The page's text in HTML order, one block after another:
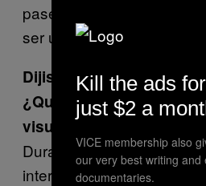
pasemos un buen rato. La
ser un buen recuerdo para
Dijiste que esta va a ser
¿Qué te motivó a alejarte
visual?
Durante los últimos años
interés. Yo no estoy tan
Kill the ads for
just $2 a
VICE membership also
our very best writing and
documentaries.